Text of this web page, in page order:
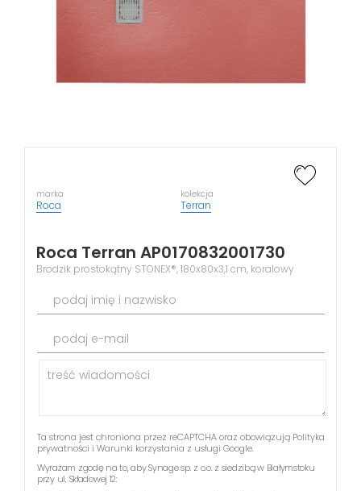
marka
Roca
kolekcja
Terran
Roca Terran AP0170832001730
Brodzik prostokątny STONEX®, 180x80x3,1 cm, koralowy
podaj imię i nazwisko
podaj e-mail
Ta strona jest chroniona przez reCAPTCHA oraz obowiązują Polityka
prywatności i Warunki korzystania z usługi Google.
Wyrażam zgodę na to, aby Synage sp. z o.o. z siedzibą w Białymstoku
przy ul. Składowej 12: